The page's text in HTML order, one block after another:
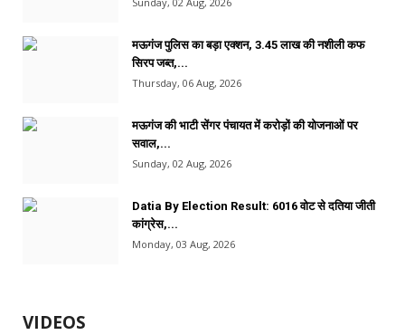
मऊगंज पुलिस का बड़ा एक्शन, 3.45 लाख की नशीली कफ
सिरप जब्त,...
Thursday, 06 Aug, 2026
मऊगंज की भाटी सेंगर पंचायत में करोड़ों की योजनाओं पर
सवाल,...
Sunday, 02 Aug, 2026
Datia By Election Result: 6016 वोट से दतिया जीती
कांग्रेस,...
Monday, 03 Aug, 2026
VIDEOS